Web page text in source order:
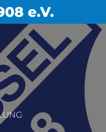
e.V.